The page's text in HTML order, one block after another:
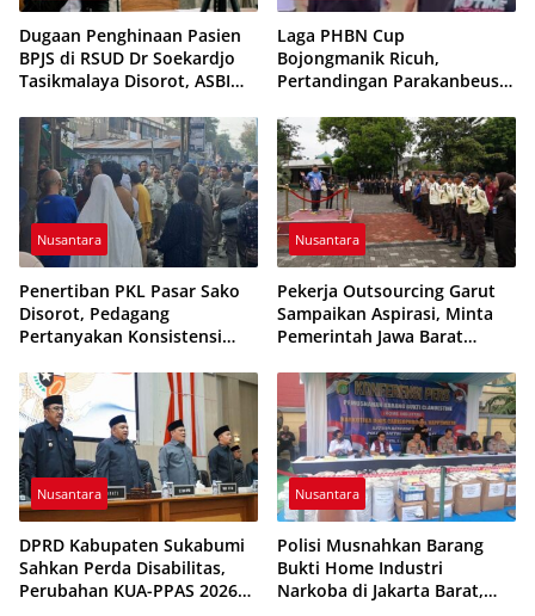
Dugaan Penghinaan Pasien
BPJS di RSUD Dr Soekardjo
Tasikmalaya Disorot, ASBI
Etika Pelayanan
Laga PHBN Cup
Bojongmanik Ricuh,
Pertandingan Parakanbeusi
Dihentikan
Nusantara
Penertiban PKL Pasar Sako
Disorot, Pedagang
Pertanyakan Konsistensi
Pungutan
Nusantara
Pekerja Outsourcing Garut
Sampaikan Aspirasi, Minta
Pemerintah Jawa Barat
Nusantara
DPRD Kabupaten Sukabumi
Sahkan Perda Disabilitas,
Perubahan KUA-PPAS 2026
Nusantara
Polisi Musnahkan Barang
Bukti Home Industri
Narkoba di Jakarta Barat,